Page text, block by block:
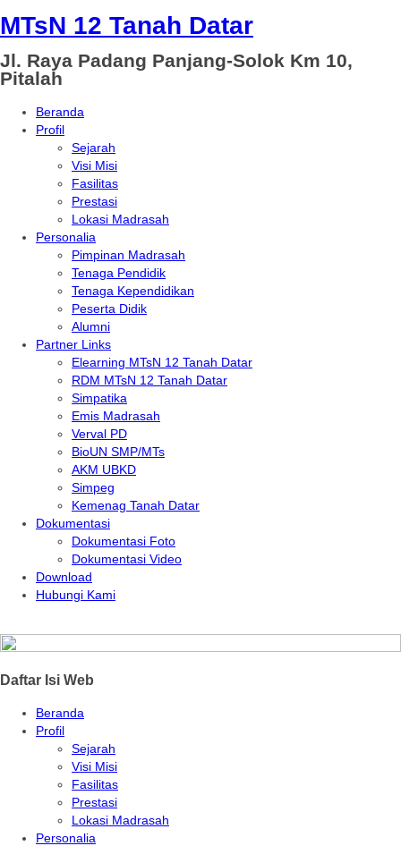
MTsN 12 Tanah Datar
Jl. Raya Padang Panjang-Solok Km 10,
Pitalah
Beranda
Profil
Sejarah
Visi Misi
Fasilitas
Prestasi
Lokasi Madrasah
Personalia
Pimpinan Madrasah
Tenaga Pendidik
Tenaga Kependidikan
Peserta Didik
Alumni
Partner Links
Elearning MTsN 12 Tanah Datar
RDM MTsN 12 Tanah Datar
Simpatika
Emis Madrasah
Verval PD
BioUN SMP/MTs
AKM UBKD
Simpeg
Kemenag Tanah Datar
Dokumentasi
Dokumentasi Foto
Dokumentasi Video
Download
Hubungi Kami
Daftar Isi Web
Beranda
Profil
Sejarah
Visi Misi
Fasilitas
Prestasi
Lokasi Madrasah
Personalia